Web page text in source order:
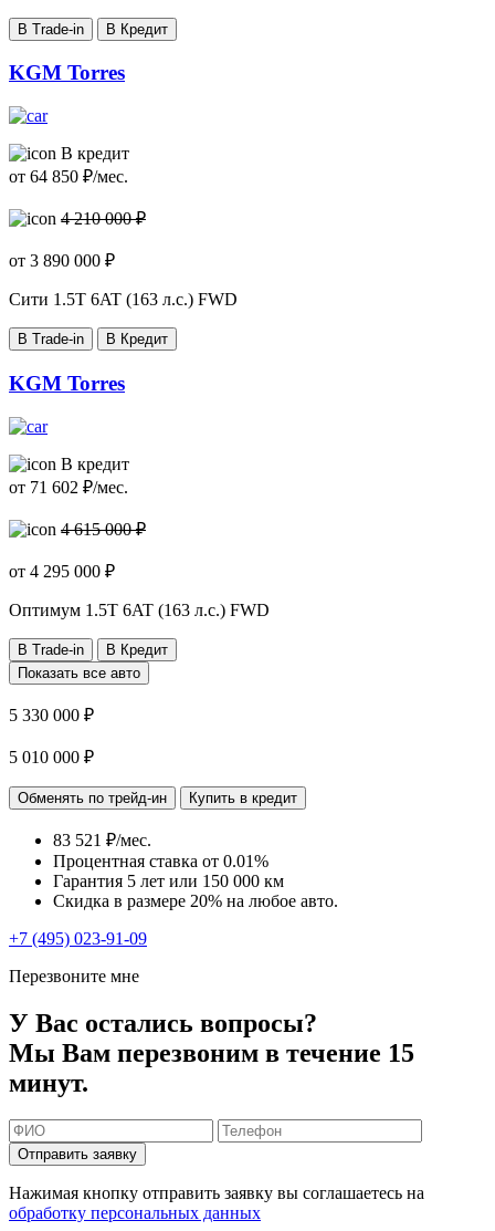
В Trade-in В Кредит
KGM Torres
В кредит
от 64 850 ₽/мес.
4 210 000 ₽
от 3 890 000 ₽
Cити 1.5T 6AT (163 л.с.) FWD
В Trade-in В Кредит
KGM Torres
В кредит
от 71 602 ₽/мес.
4 615 000 ₽
от 4 295 000 ₽
Оптимум 1.5T 6AT (163 л.с.) FWD
В Trade-in
В Кредит
Показать все авто
5 330 000 ₽
5 010 000 ₽
Обменять по трейд-ин Купить в кредит
83 521 ₽/мес.
Процентная ставка от 0.01%
Гарантия 5 лет или 150 000 км
Скидка в размере 20% на любое авто.
+7 (495) 023-91-09
Перезвоните мне
У Вас остались вопросы?
Мы Вам перезвоним в течение 15
минут.
Отправить заявку
Нажимая кнопку отправить заявку вы соглашаетесь на
обработку персональных данных